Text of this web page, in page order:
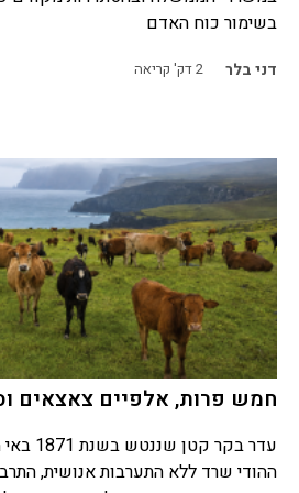
בשימור כוח האדם
דני בלר 2דק' קריאה
חמש פרות, אלפיים צאצאים
עדר בקר
ההודי שרד ללא התערבות אנושית,